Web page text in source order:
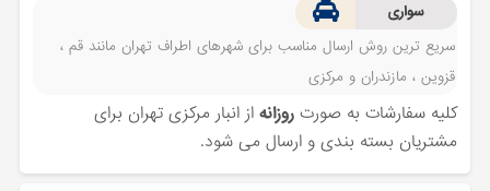
سواری
سریع ترین روش ارسال مناسب برای شهرهای اطراف تهران مانند قم ،
قزوین ، مازندران و مرکزی
کلیه سفارشات به صورتروزانه از انبار مرکزی تهران برای
مشتریان بسته بندی و ارسال می شود.